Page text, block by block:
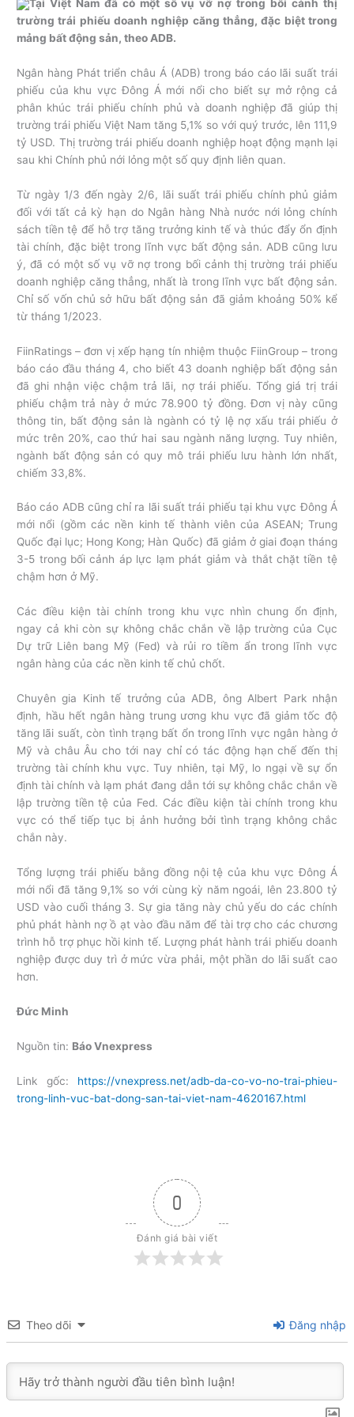
Tại Việt Nam đã có một số vụ vỡ nợ trong bối cảnh thị
trường trái phiếu doanh nghiệp căng thẳng, đặc biệt trong
mảng bất động sản, theo ADB.
Ngân hàng Phát triển châu Á (ADB) trong báo cáo lãi suất trái
phiếu của khu vực Đông Á mới nổi cho biết sự mở rộng cả
phân khúc trái phiếu chính phủ và doanh nghiệp đã giúp thị
trường trái phiếu Việt Nam tăng 5,1% so với quý trước, lên 111,9
tỷ USD. Thị trường trái phiếu doanh nghiệp hoạt động mạnh lại
sau khi Chính phủ nới lỏng một số quy định liên quan.
Từ ngày 1/3 đến ngày 2/6, lãi suất trái phiếu chính phủ giảm
đối với tất cả kỳ hạn do Ngân hàng Nhà nước nới lỏng chính
sách tiền tệ để hỗ trợ tăng trưởng kinh tế và thúc đẩy ổn định
tài chính, đặc biệt trong lĩnh vực bất động sản. ADB cũng lưu
ý, đã có một số vụ vỡ nợ trong bối cảnh thị trường trái phiếu
doanh nghiệp căng thẳng, nhất là trong lĩnh vực bất động sản.
Chỉ số vốn chủ sở hữu bất động sản đã giảm khoảng 50% kể
từ tháng 1/2023.
FiinRatings – đơn vị xếp hạng tín nhiệm thuộc FiinGroup – trong
báo cáo đầu tháng 4, cho biết 43 doanh nghiệp bất động sản
đã ghi nhận việc chậm trả lãi, nợ trái phiếu. Tổng giá trị trái
phiếu chậm trả này ở mức 78.900 tỷ đồng. Đơn vị này cũng
thông tin, bất động sản là ngành có tỷ lệ nợ xấu trái phiếu ở
mức trên 20%, cao thứ hai sau ngành năng lượng. Tuy nhiên,
ngành bất động sản có quy mô trái phiếu lưu hành lớn nhất,
chiếm 33,8%.
Báo cáo ADB cũng chỉ ra lãi suất trái phiếu tại khu vực Đông Á
mới nổi (gồm các nền kinh tế thành viên của ASEAN; Trung
Quốc đại lục; Hong Kong; Hàn Quốc) đã giảm ở giai đoạn tháng
3-5 trong bối cảnh áp lực lạm phát giảm và thắt chặt tiền tệ
chậm hơn ở Mỹ.
Các điều kiện tài chính trong khu vực nhìn chung ổn định,
ngay cả khi còn sự không chắc chắn về lập trường của Cục
Dự trữ Liên bang Mỹ (Fed) và rủi ro tiềm ẩn trong lĩnh vực
ngân hàng của các nền kinh tế chủ chốt.
Chuyên gia Kinh tế trưởng của ADB, ông Albert Park nhận
định, hầu hết ngân hàng trung ương khu vực đã giảm tốc độ
tăng lãi suất, còn tình trạng bất ổn trong lĩnh vực ngân hàng ở
Mỹ và châu Âu cho tới nay chỉ có tác động hạn chế đến thị
trường tài chính khu vực. Tuy nhiên, tại Mỹ, lo ngại về sự ổn
định tài chính và lạm phát đang dẫn tới sự không chắc chắn về
lập trường tiền tệ của Fed. Các điều kiện tài chính trong khu
vực có thể tiếp tục bị ảnh hưởng bởi tình trạng không chắc
chắn này.
Tổng lượng trái phiếu bằng đồng nội tệ của khu vực Đông Á
mới nổi đã tăng 9,1% so với cùng kỳ năm ngoái, lên 23.800 tỷ
USD vào cuối tháng 3. Sự gia tăng này chủ yếu do các chính
phủ phát hành nợ ồ ạt vào đầu năm để tài trợ cho các chương
trình hỗ trợ phục hồi kinh tế. Lượng phát hành trái phiếu doanh
nghiệp được duy trì ở mức vừa phải, một phần do lãi suất cao
hơn.
Đức Minh
Nguồn tin: Báo Vnexpress
Link gốc: https://vnexpress.net/adb-da-co-vo-no-trai-phieu-
trong-linh-vuc-bat-dong-san-tai-viet-nam-4620167.html
0
Đánh giá bài viết
Theo dõi Đăng nhập